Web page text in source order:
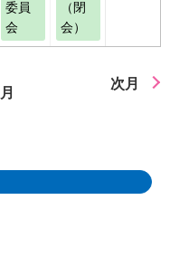
委員
会
（閉
会）
月
次月